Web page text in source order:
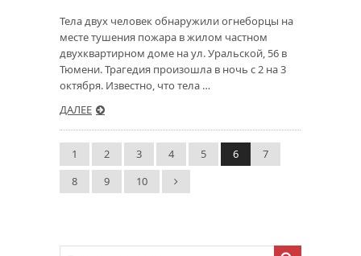
Тела двух человек обнаружили огнеборцы на
месте тушения пожара в жилом частном
двухквартирном доме на ул. Уральской, 56 в
Тюмени. Трагедия произошла в ночь с 2 на 3
октября. Известно, что тела …
ДАЛЕЕ
1 2 3 4 5 6
7
8
9 10